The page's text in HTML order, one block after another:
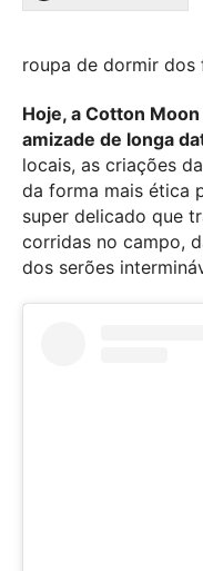
roupa de dormir dos
Hoje, a Cotton
amizade de longa
locais, as criações
da forma mais ética
super delicado que
corridas no campo,
dos serões